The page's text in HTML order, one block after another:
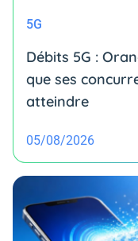
5G
Débits 5G :
que ses
atteindre
05/08/2026